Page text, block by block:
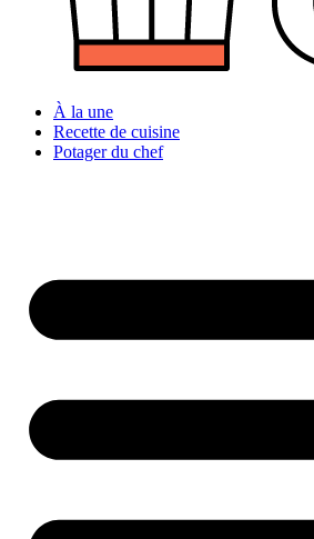
À la une
Recette de cuisine
Potager du chef